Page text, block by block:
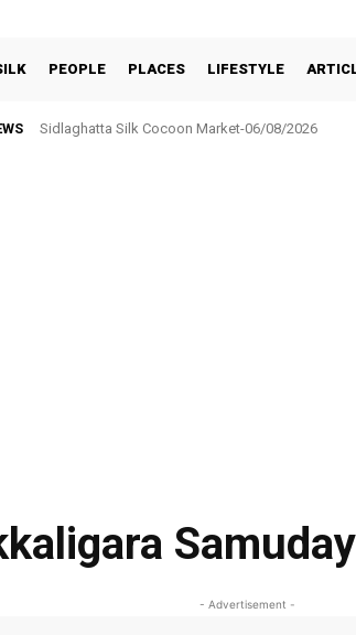
PEOPLE PLACES LIFESTYLE
Sidlaghatta Silk Cocoon Market-06/08/2026
- Advertisement -